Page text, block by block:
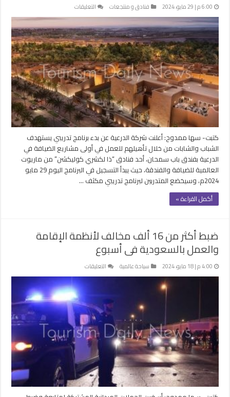
6:00 م | 29 مايو، 2024 فنادق و منتجعات التعليقات
الدرعية
تطلق
برنامجًا
تدريبيًا
بمجال
الضيافة
للشباب
للعمل
بمشروع
باب
سمحان
مغلقة
كتبت- سها ممدوح: أعلنت شركة الدرعية عن بدء برنامج تدريبي يستهدف
الشباب والشابات من خلال تأهيلهم للعمل في أولى مشاريع الضيافة في
الدرعية بفندق باب سمحان، أحد فنادق “ذا لكشري كوليكشن” من ماريوت
العالمية للضيافة والفندقة، حيث يبدأ التسجيل في البرنامج اليوم 29 مايو
2024م، وسيخضع المتدربين لبرنامج تدريبي مكثف …
أكمل القراءة »
ضبط أكثر من 16 ألف مخالف لأنظمة الإقامة
والعمل بالسعودية فى أسبوع
4:00 م | 18 مايو، 2024 سياحة عالمية التعليقات
ضبط
أكثر
من
16
ألف
مخالف
لأنظمة
الإقامة
والعمل
بالسعودية
فى
أسبوع